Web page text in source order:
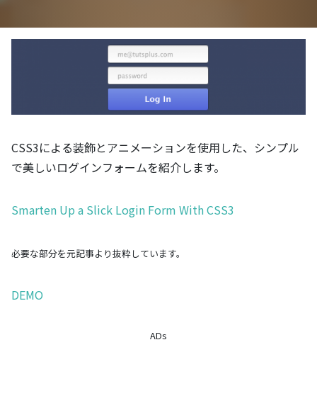
CSS3による装飾とアニメーションを使用した、シンプル
で美しいログインフォームを紹介します。
Smarten Up a Slick Login Form With CSS3
必要な部分を元記事より抜粋しています。
DEMO
ADs